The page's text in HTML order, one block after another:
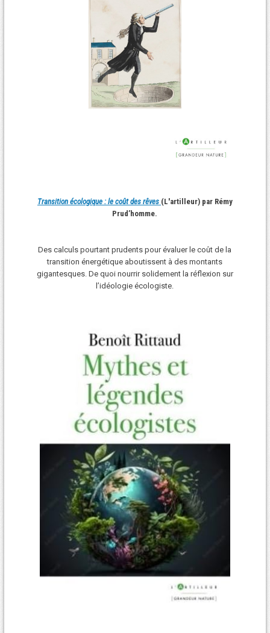
Transition écologique : le coût des rêves (L'artilleur) par Rémy
Prud’homme.
Des calculs pourtant prudents pour évaluer le coût de la
transition énergétique aboutissent à des montants
gigantesques. De quoi nourrir solidement la réflexion sur
l’idéologie écologiste.